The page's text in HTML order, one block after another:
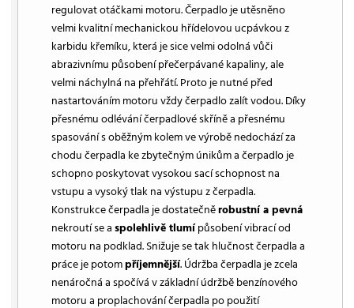
regulovat otáčkami motoru. Čerpadlo je utěsněno
velmi kvalitní mechanickou hřídelovou ucpávkou z
karbidu křemíku, která je sice velmi odolná vůči
abrazivnímu působení přečerpávané kapaliny, ale
velmi náchylná na přehřátí. Proto je nutné před
nastartováním motoru vždy čerpadlo zalít vodou. Díky
přesnému odlévání čerpadlové skříně a přesnému
spasování s oběžným kolem ve výrobě nedochází za
chodu čerpadla ke zbytečným únikům a čerpadlo je
schopno poskytovat vysokou sací schopnost na
vstupu a vysoký tlak na výstupu z čerpadla.
Konstrukce čerpadla je dostatečněrobustní a pevná
nekroutí se aspolehlivě tlumípůsobení vibrací od
motoru na podklad. Snižuje se tak hlučnost čerpadla a
práce je potompříjemnější. Údržba čerpadla je zcela
nenáročná a spočívá v základní údržbě benzínového
motoru a proplachování čerpadla po použití